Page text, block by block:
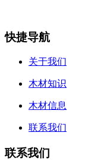
快捷导航
关于我们
木材知识
木材信息
联系我们
联系我们